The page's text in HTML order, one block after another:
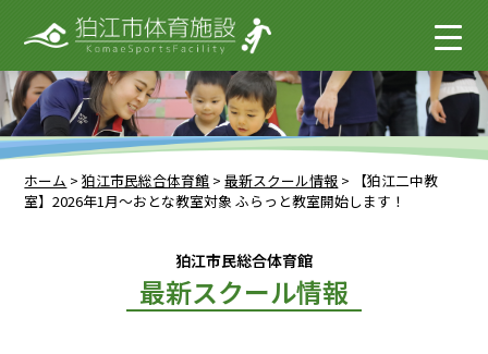
ホーム >狛江市民総合体育館 >最新スクール情報 >
【狛江二中教
室】2026年1月～おとな教室対象 ふらっと教室開始します！
狛江市民総合体育館
最新スクール情報